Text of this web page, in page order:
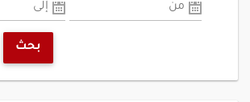
من إلى
بحث